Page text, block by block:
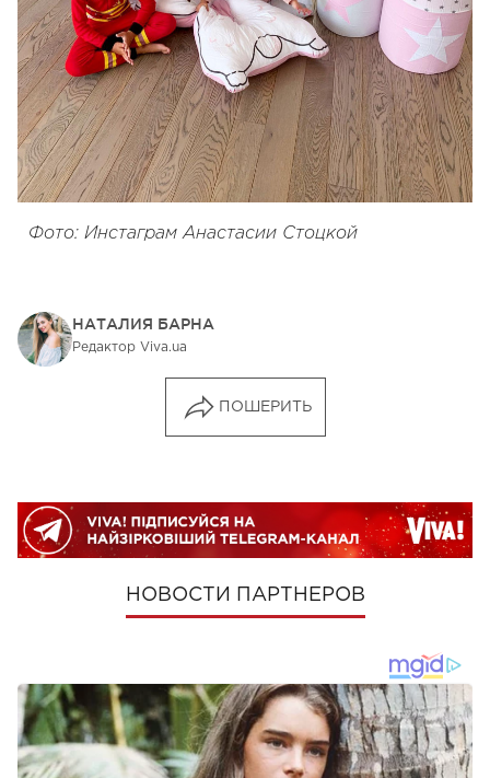
Фото: Инстаграм Анастасии Стоцкой
НАТАЛИЯ БАРНА
Редактор Viva.ua
ПОШЕРИТЬ
НОВОСТИ ПАРТНЕРОВ